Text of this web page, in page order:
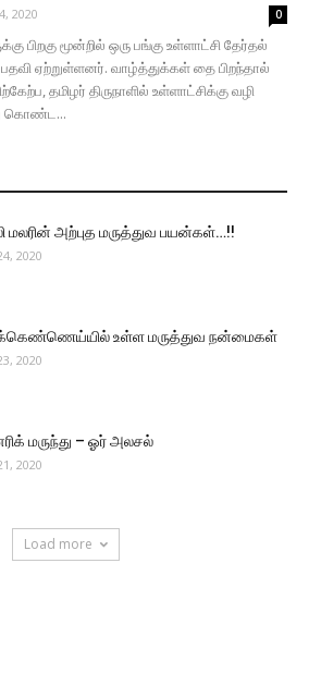
2020 0
பிறகு மூன்றில் ஒரு பங்கு உள்ளாட்சி தேர்தல்
பதவி ஏற்றுள்ளனர். வாழ்த்துக்கள் தை பிறந்தால்
தமிழர் திருநாளில் உள்ளாட்சிக்கு வழி
கொண்ட...
மலரின் அற்புத மருத்துவ பயன்கள்…!!
2020
உள்ள மருத்துவ நன்மைகள்
2020
மருந்து – ஓர் அலசல்
2020
Load more